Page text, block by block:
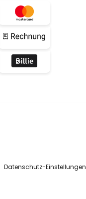
Datenschutz-Einstellungen